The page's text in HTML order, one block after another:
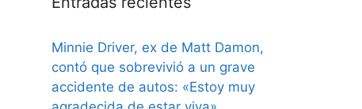
Minnie Driver, ex de Matt Damon,
contó que sobrevivió a un grave
accidente de autos: «Estoy muy